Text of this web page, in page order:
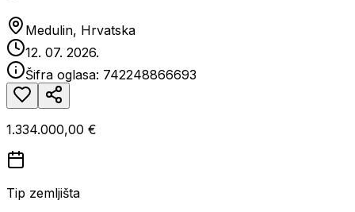
Medulin, Hrvatska
12. 07. 2026.
Šifra oglasa: 742248866693
1.334.000,00 €
Tip zemljišta